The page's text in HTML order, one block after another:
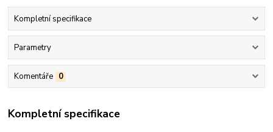
Kompletní specifikace
Parametry
Komentáře 0
Kompletní specifikace